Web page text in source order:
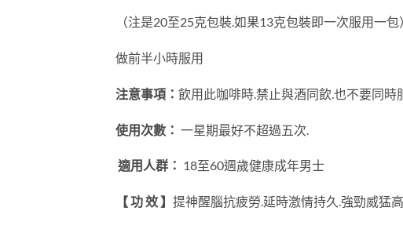
（注是20至25克包裝.如果13克包裝即一次服用一
做前半小時服用
注意事項： 飲用此咖啡時.禁止與酒同飲.也不要同時
使用次數： 一星期最好不超過五次.
適用人群： 18至60週歲健康成年男士
【 功 效 】 提神醒腦抗疲勞.延時激情持久.強勁威猛